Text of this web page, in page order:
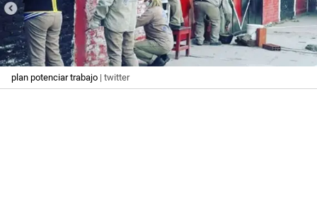
plan potenciar trabajo | twitter